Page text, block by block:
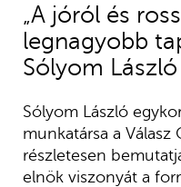
„A jóról és
legnagyobb
Sólyom
Sólyom László
munkatársa a
részletesen
elnök viszonyát a